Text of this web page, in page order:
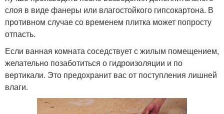
слоя в виде фанеры или влагостойкого гипсокартона. В
противном случае со временем плитка может попросту
отпасть.
Если ванная комната соседствует с жилым помещением,
желательно позаботиться о гидроизоляции и по
вертикали. Это предохранит вас от поступления лишней
влаги.